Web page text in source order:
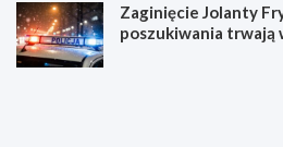
Zaginięcie Jolanty
poszukiwania trwają
C
N